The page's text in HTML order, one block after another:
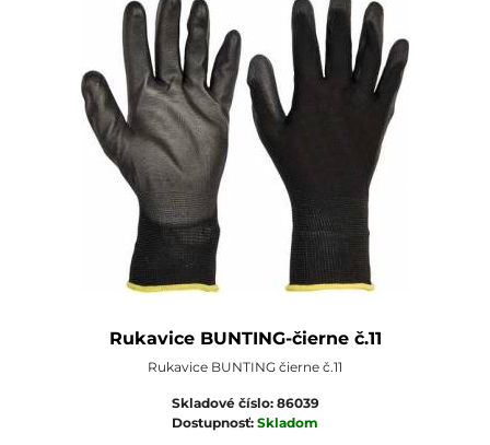
Rukavice BUNTING-čierne č.11
Rukavice BUNTING čierne č.11
Skladové číslo: 86039
Dostupnosť: Skladom